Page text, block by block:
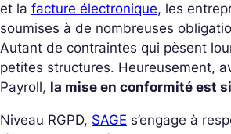
et la facture électronique, les
soumises à de nombreuses
Autant de contraintes qui pèsent
petites structures. Heureusement,
Payroll, la mise en conformité est
Niveau RGPD, SAGE s’engage à